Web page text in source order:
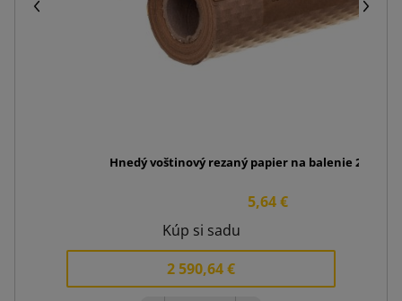
Hnedý voštinový rezaný papier na balenie 20cm x
5,64 €
Kúp si sadu
2 590,64 €